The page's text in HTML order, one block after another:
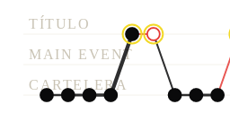
TÍTULO
MAIN EVENT
CARTELERA